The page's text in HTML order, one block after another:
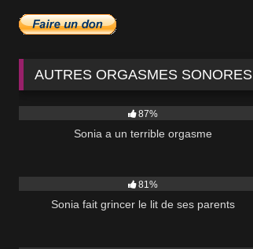
AUTRES ORGASMES SONORES
87%
Sonia a un terrible orgasme
81%
Sonia fait grincer le lit de ses parents